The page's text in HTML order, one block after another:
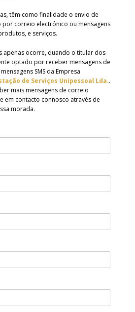
têm como finalidade o envio de
correio electrónico ou mensagens
e serviços.
apenas ocorre, quando o titular dos
optado por receber mensagens de
SMS da Empresa
de Serviços Unipessoal Lda..
mais mensagens de correio
em contacto connosco através de
morada.